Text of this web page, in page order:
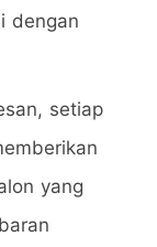
dengan
setiap
yang